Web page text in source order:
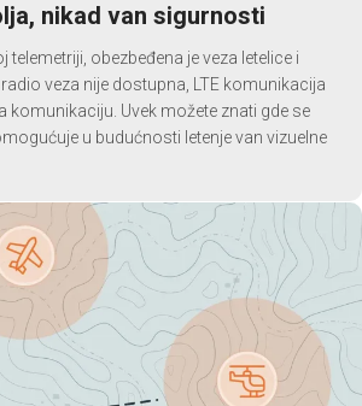
nikad van sigurnosti
obezbeđena je veza letelice i
veza nije dostupna, LTE komunikacija
komunikaciju. Uvek možete znati gde se
u budućnosti letenje van vizuelne